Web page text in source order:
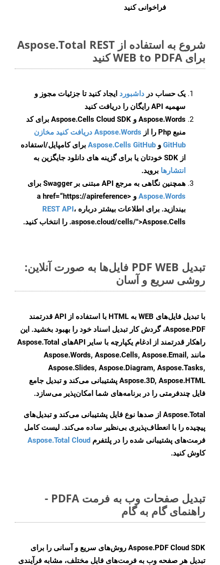
فراخوانی کنید
شروع به استفاده از Aspose.Total REST
برای WEB to PDFA کنید
یک حساب در داشبورد ایجاد کنید تا جزئیات مجوز و
سهمیه API رایگان را دریافت کنید
Aspose.Words و Aspose.Cells Cloud SDK برای کد
منبع Php را از
Aspose.Words دریافت کنید مخازن
GitHub و Aspose.Cells GitHub برای کامپایل/استفاده
از SDK خودتان یا برای گزینه های دانلود جایگزین به
انتشارها بروید.
همچنین نگاهی به مرجع API مبتنی بر Swagger برای
Aspose.Words
و <a href=“https://apireference
بیندازید. برای اطلاعات بیشتر درباره REST API،
.aspose.cloud/cells/">Aspose.Cells را انتخاب کنید.
تبدیل PDF WEB فایل‌ها به صورت آنلاین:
روشی سریع و آسان
با تبدیل فایل‌های WEB به HTML با استفاده از API قدرتمند
Aspose.PDF، گردش کار تبدیل اسناد خود را بهبود بخشید. این
راهکار قدرتمند از ادغام یکپارچه با سایر APIهای Aspose.Total
مانند Aspose.Words, Aspose.Cells, Aspose.Email,
Aspose.Slides, Aspose.Diagram, Aspose.Tasks,
Aspose.3D, Aspose.HTML پشتیبانی می‌کند و تبدیل جامع
فایل چندفرمتی را در برنامه‌های شما امکان‌پذیر می‌سازد.
Aspose.Total از صدها نوع فایل پشتیبانی می‌کند و تبدیل‌های
پیچیده را با انعطاف‌پذیری بی‌نظیر ساده می‌کند. لیست کامل
فرمت‌های پشتیبانی شده را در پلتفرم Aspose.Total Cloud
کاوش کنید.
تبدیل صفحات وب به فرمت PDFA -
راهنمای گام به گام
Aspose.PDF Cloud SDK روش‌های سریع و آسانی را برای
تبدیل هر صفحه وب به فرمت‌های فایل مختلف، مشابه فرآیندی